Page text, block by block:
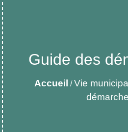
Guide des
Accueil /Vie